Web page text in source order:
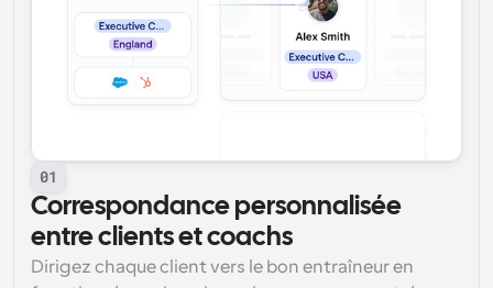
01
Correspondance personnalisée
entre clients et coachs
Dirigez chaque client vers le bon entraîneur en